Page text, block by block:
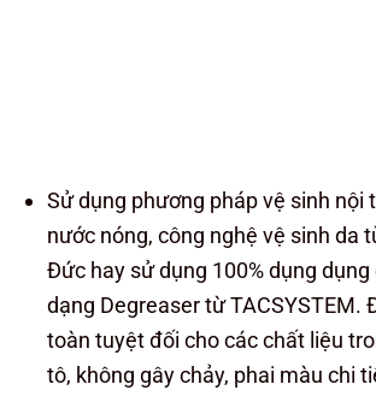
Sử dụng phương pháp vệ sinh nội
nước nóng, công nghệ vệ sinh da
Đức hay sử dụng 100% dụng dụng
dạng Degreaser từ TACSYSTEM.
toàn tuyệt đối cho các chất liệu
tô, không gây chảy, phai màu chi